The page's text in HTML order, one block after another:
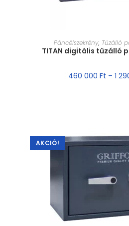
MÉRET
Páncélszekrény, Tűzálló
TITAN digitális tűzálló
460 000 Ft – 1
AKCIÓ!